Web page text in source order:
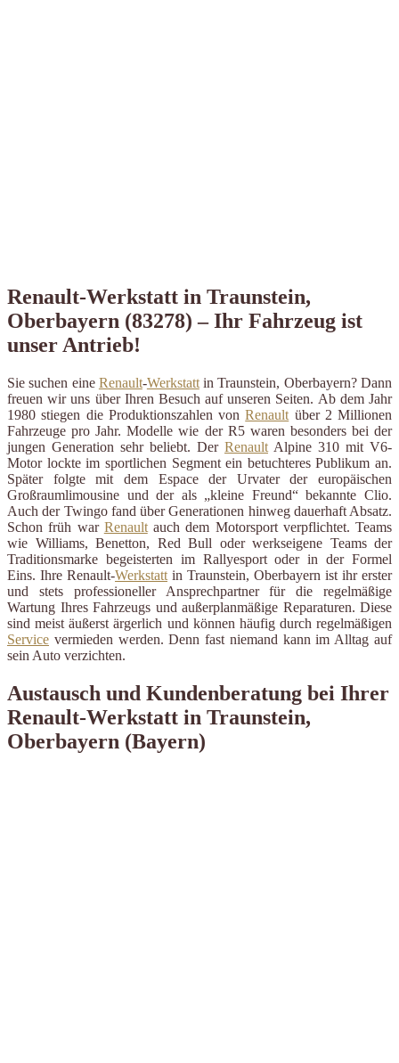
Renault-Werkstatt in Traunstein,
Oberbayern (83278) – Ihr Fahrzeug ist
unser Antrieb!
Sie suchen eine Renault-Werkstattin Traunstein, Oberbayern? Dann
freuen wir uns über Ihren Besuch auf unseren Seiten. Ab dem Jahr
1980 stiegen die Produktionszahlen vonRenault über 2 Millionen
Fahrzeuge pro Jahr. Modelle wie der R5 waren besonders bei der
jungen Generation sehr beliebt. Der Renault Alpine 310 mit V6-
Motor lockte im sportlichen Segment ein betuchteres Publikum an.
Später folgte mit dem Espace der Urvater der europäischen
Großraumlimousine und der als „kleine Freund“ bekannte Clio.
Auch der Twingo fand über Generationen hinweg dauerhaft Absatz.
Schon früh war Renaultauch dem Motorsport verpflichtet. Teams
wie Williams, Benetton, Red Bull oder werkseigene Teams der
Traditionsmarke begeisterten im Rallyesport oder in der Formel
Eins. Ihre Renault-Werkstatt in Traunstein, Oberbayern ist ihr erster
und stets professioneller Ansprechpartner für die regelmäßige
Wartung Ihres Fahrzeugs und außerplanmäßige Reparaturen. Diese
sind meist äußerst ärgerlich und können häufig durch regelmäßigen
Service vermieden werden. Denn fast niemand kann im Alltag auf
sein Auto verzichten.
Austausch und Kundenberatung bei Ihrer
Renault-Werkstatt in Traunstein,
Oberbayern (Bayern)